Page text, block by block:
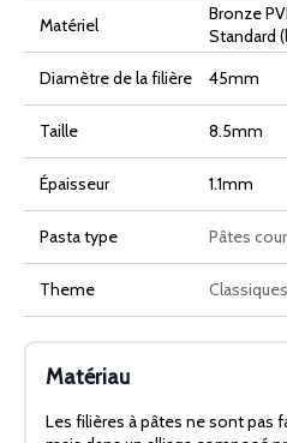
Matériel
Bronze
Standard
Diamètre de la filière
45mm
Taille 8.5mm
Épaisseur 1.1mm
Pasta type Pâtes
Theme Classiques
Matériau
Les filières à pâtes ne sont pas